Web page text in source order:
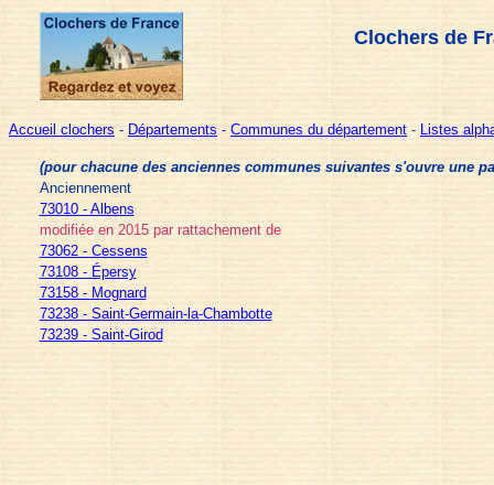
Clochers de
Accueil clochers - Départements - Communes du département - Listes
(pour chacune des anciennes communes suivantes s'ouvre une
Anciennement
73010 - Albens
modifiée en 2015 par rattachement de
73062 - Cessens
73108 - Épersy
73158 - Mognard
73238 - Saint-Germain-la-Chambotte
73239 - Saint-Girod